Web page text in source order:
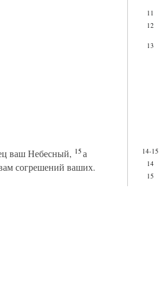
11
12
13
ваш Небесный, 15а
согрешений ваших.
14-15
14
15